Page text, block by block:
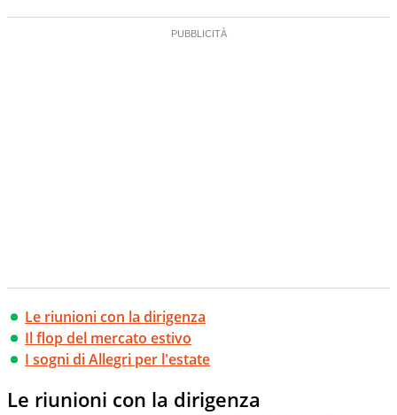
Le riunioni con la dirigenza
Il flop del mercato estivo
I sogni di Allegri per l'estate
Le riunioni con la dirigenza